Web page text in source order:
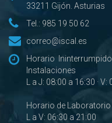
33211 Gijón. Asturias
Tel.: 985 19 50 62
correo@iscal.es
Horario
Instalaciones
L a J: 08:00 a 16:30 · V:
Horario de
L a V: 06:30 a 21:00